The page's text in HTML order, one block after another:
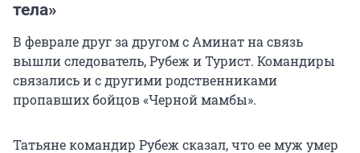
тела»
В феврале друг за другом с Аминат на связь
вышли следователь, Рубеж и Турист. Командиры
связались и с другими родственниками
пропавших бойцов «Черной мамбы».
Татьяне командир Рубеж сказал, что ее муж умер